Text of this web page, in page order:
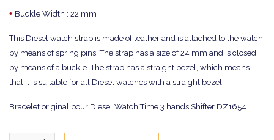
• Buckle Width : 22 mm
This Diesel watch strap is made of leather and is attached to the watch
by means of spring pins. The strap has a size of 24 mm and is closed
by means of a buckle. The strap has a straight bezel, which means
that it is suitable for all Diesel watches with a straight bezel.
Bracelet original pour Diesel Watch Time 3 hands Shifter DZ1654